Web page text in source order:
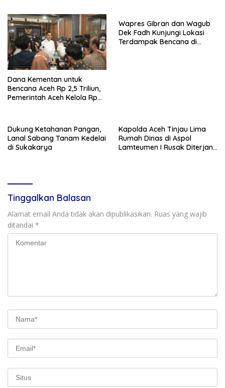
Dana Kementan untuk
Bencana Aceh Rp 2,5 Triliun,
Pemerintah Aceh Kelola Rp
Wapres Gibran dan Wagub
Dek Fadh Kunjungi Lokasi
Terdampak Bencana di
Dukung Ketahanan Pangan,
Lanal Sabang Tanam Kedelai
di Sukakarya
Kapolda Aceh Tinjau Lima
Rumah Dinas di Aspol
Lamteumen I Rusak Diterjang
Tinggalkan Balasan
Alamat email Anda tidak akan dipublikasikan. Ruas yang wajib
ditandai *